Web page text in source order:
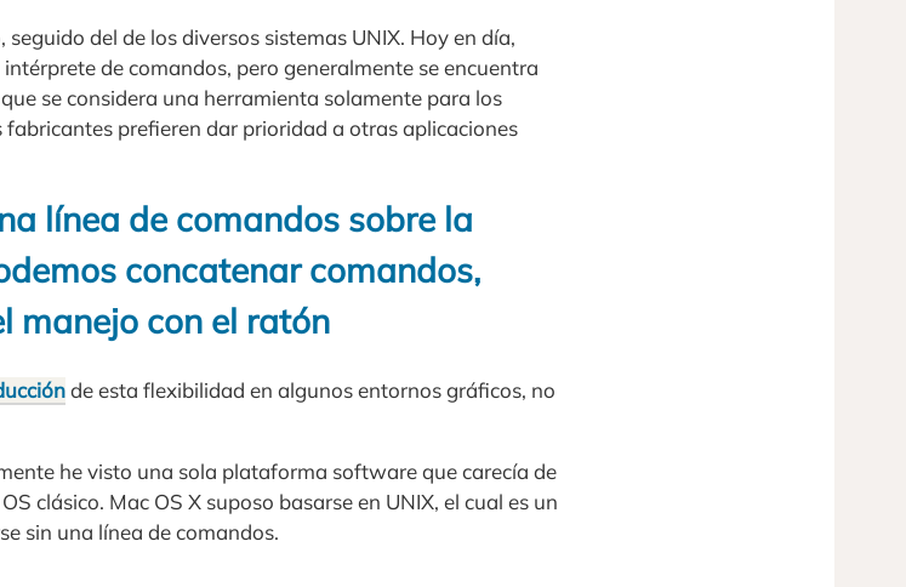
del de los diversos sistemas UNIX. Hoy en día,
de comandos, pero generalmente se encuentra
se considera una herramienta solamente para los
prefieren dar prioridad a otras aplicaciones
línea de comandos sobre la
concatenar comandos,
manejo con el ratón
de esta flexibilidad en algunos entornos gráficos, no
he visto una sola plataforma software que carecía de
clásico. Mac OS X suposo basarse en UNIX, el cual es un
sin una línea de comandos.